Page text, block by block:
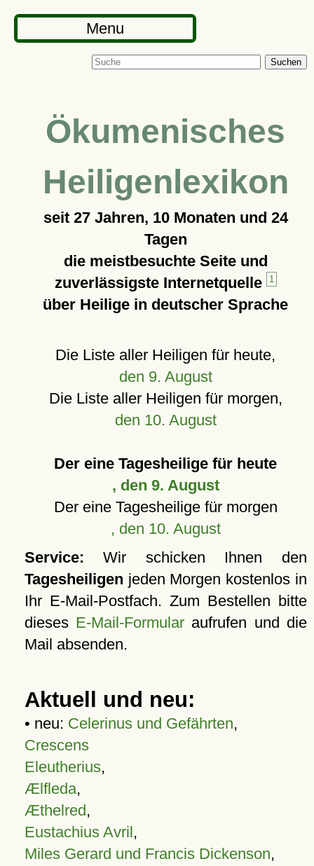
Menu
Suchen
Ökumenisches
Heiligenlexikon
seit 27 Jahren, 10 Monaten und 24
Tagen
die meistbesuchte Seite und
zuverlässigste Internetquelle
1
über Heilige in deutscher Sprache
Die Liste aller Heiligen für heute,
den 9. August
Die Liste aller Heiligen für morgen,
den 10. August
Der eine Tagesheilige für heute
, den 9. August
Der eine Tagesheilige für morgen
, den 10. August
Service: Wir schicken Ihnen den
Tagesheiligen jeden Morgen kostenlos in
Ihr E-Mail-Postfach. Zum Bestellen bitte
dieses E-Mail-Formular aufrufen und die
Mail absenden.
Aktuell und neu:
• neu: Celerinus und Gefährten,
Crescens
Eleutherius,
Ælfleda,
Æthelred,
Eustachius Avril,
Miles Gerard und Francis Dickenson,